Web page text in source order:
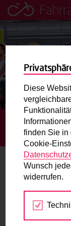
Leih dir einfach
Jugendliche
Radweg-
Mit dem Fahrrad
beste Route.
Wunschbox
Sie haben ein
STARTSEITE
WIEDER
“Radelt
28.04.2016
Blog
Diese
finden Sie in
Cookie-
Wunsch
widerrufen.